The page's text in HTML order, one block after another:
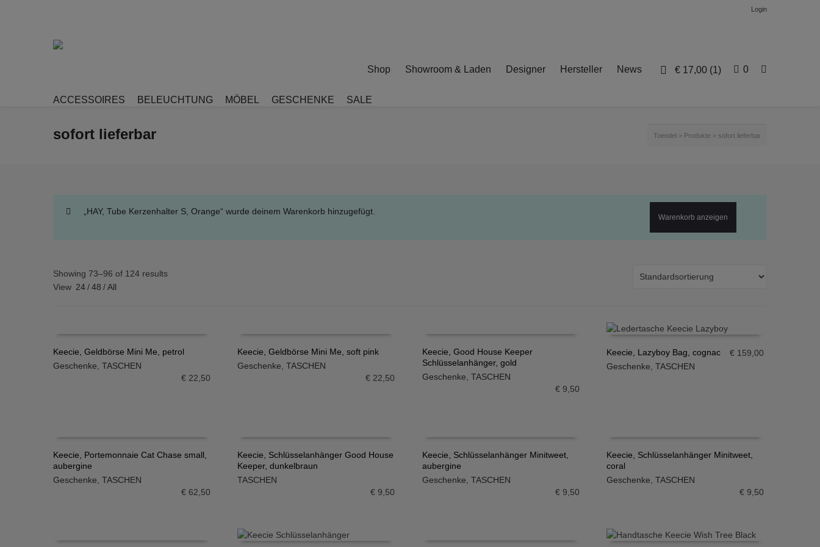
Login
€ 17,00 (1) 0
Shop Showroom & Laden Designer Hersteller News
ACCESSOIRES BELEUCHTUNG MÖBEL GESCHENKE SALE
sofort lieferbar Toendel > Produkte > sofort lieferbar
„HAY, Tube Kerzenhalter S, Orange“ wurde deinem Warenkorb hinzugefügt.
Warenkorb anzeigen
Showing 73–96 of 124 results
View 24/48 /All
IN DEN WARENKORB
Keecie, Geldbörse Mini Me, petrol
Geschenke TASCHEN
€22,50
IN DEN WARENKORB
Keecie, Geldbörse Mini Me, soft pink
Geschenke ,TASCHEN
€ 22,50
Keecie, Good House Keeper
Schlüsselanhänger, gold
Geschenke TASCHEN
€9,50
IN DEN WARENKORB
Keecie, Lazyboy Bag, cognac
Geschenke,TASCHEN
€ 159,00
Keecie, Portemonnaie Cat Chase small,
aubergine
Geschenke TASCHEN
€62,50
Keecie, Schlüsselanhänger Good House
Keeper, dunkelbraun
TASCHEN
€ 9,50
Keecie, Schlüsselanhänger Minitweet,
aubergine
Geschenke TASCHEN
€9,50
Keecie, Schlüsselanhänger Minitweet,
coral
Geschenke ,TASCHEN
€ 9,50